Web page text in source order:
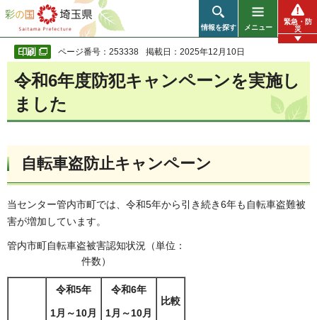
彩の国 埼玉県
情報を探す メニュー
緊急・防
災
ページ番号：253338 掲載日：2025年12月10日
令和6年度防犯キャンペーンを実施し
ました
自転車盗防止キャンペーン
当センター管内市町では、令和5年から引き続き6年も自転車盗難被
害が増加しています。
管内市町自転車盗被害認知状況（単位：
件数）
令和5年
1月～10月
令和6年
1月～10月
比較